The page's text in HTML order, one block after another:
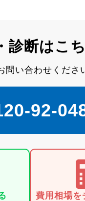
診断はこ
問い合わせくださ
92-
費用相場を